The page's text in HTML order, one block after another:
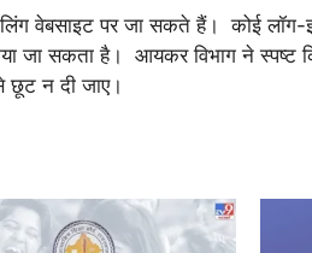
वेबसाइट पर जा सकते हैं। कोई
जा सकता है। आयकर विभाग ने
छूट न दी जाए।